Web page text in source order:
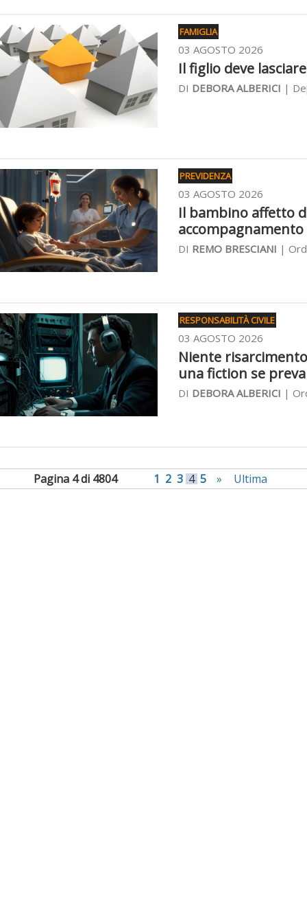
FAMIGLIA
03 AGOSTO 2026
Il figlio deve
DI DEBORA ALBERICI |
PREVIDENZA
03 AGOSTO 2026
Il bambino affetto
accompagnamento
DI REMO BRESCIANI |
RESPONSABILITÀ CIVILE
03 AGOSTO 2026
Niente
una fiction se
DI DEBORA ALBERICI |
Pagina 4 di 4804 1 2 3 4 5 » Ultima